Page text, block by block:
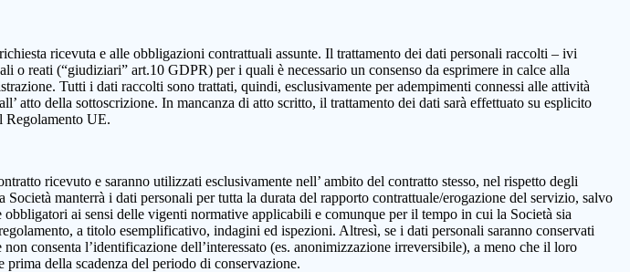
ricevuta e alle obbligazioni contrattuali assunte. Il trattamento dei dati personali raccolti – ivi
reati (“giudiziari” art.10 GDPR) per i quali è necessario un consenso da esprimere in calce alla
Tutti i dati raccolti sono trattati, quindi, esclusivamente per adempimenti connessi alle attività
atto della sottoscrizione. In mancanza di atto scritto, il trattamento dei dati sarà effettuato su esplicito
Regolamento UE.
ricevuto e saranno utilizzati esclusivamente nell’ ambito del contratto stesso, nel rispetto degli
manterrà i dati personali per tutta la durata del rapporto contrattuale/erogazione del servizio, salvo
ai sensi delle vigenti normative applicabili e comunque per il tempo in cui la Società sia
a titolo esemplificativo, indagini ed ispezioni. Altresì, se i dati personali saranno conservati
consenta l’identificazione dell’interessato (es. anonimizzazione irreversibile), a meno che il loro
della scadenza del periodo di conservazione.